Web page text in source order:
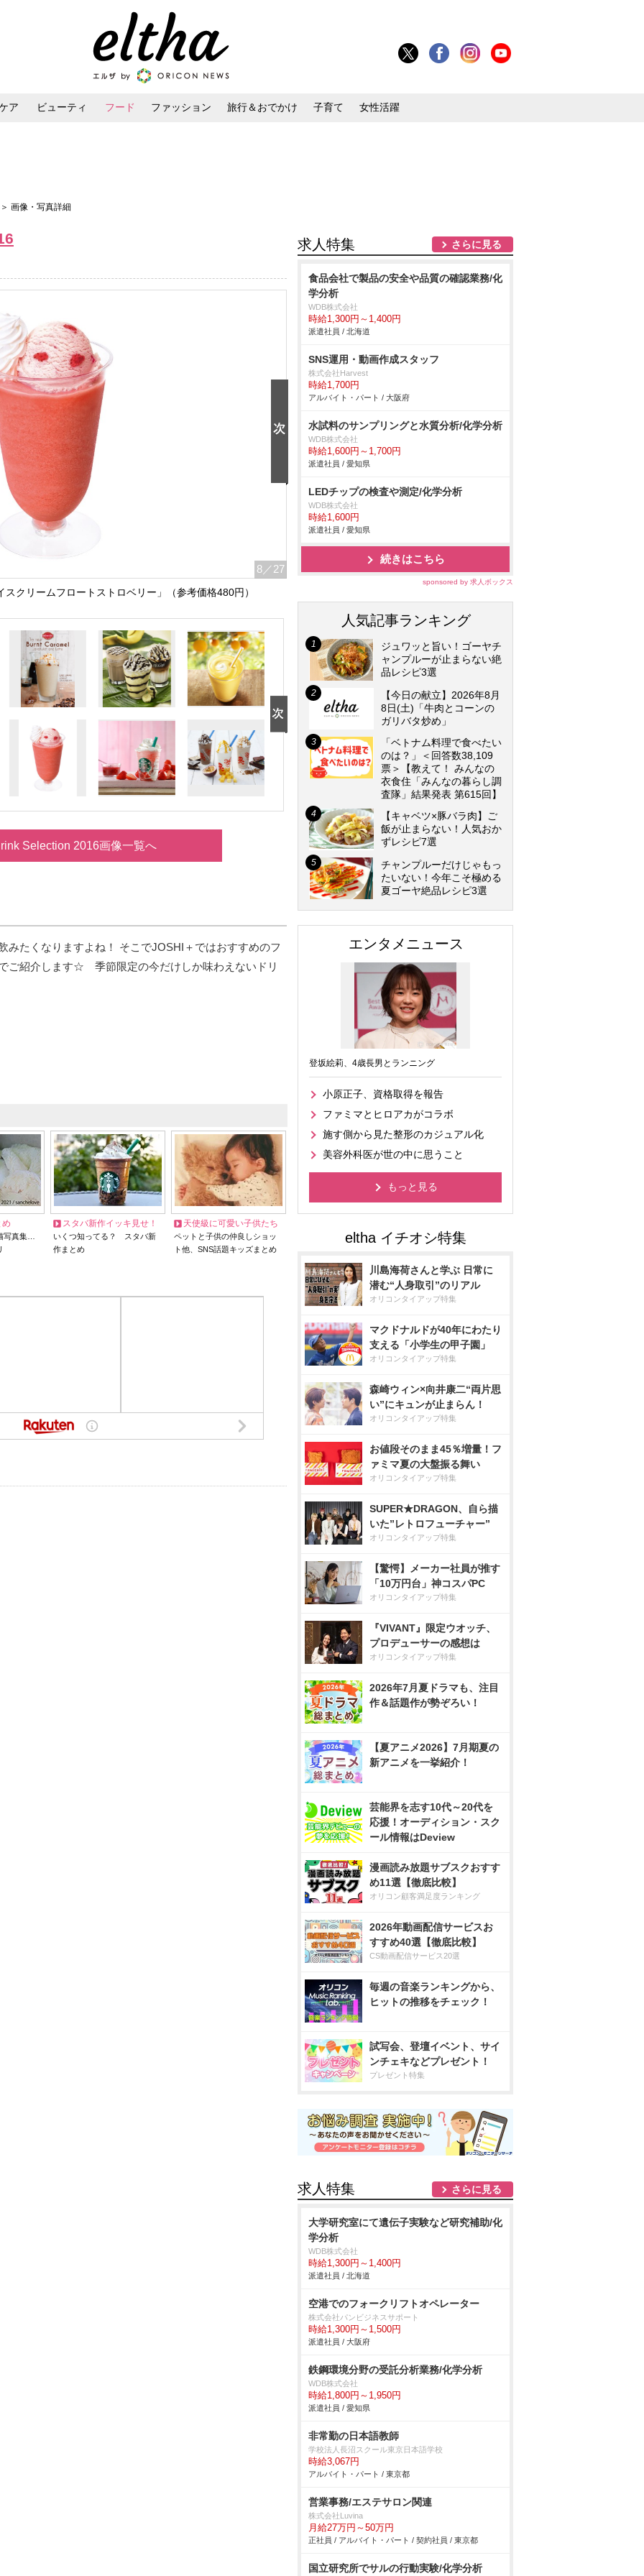
ア ビューティ フード ファッション 旅行＆おでかけ 子育て 女性活躍
＞ 画像・写真詳細
8 ／27
クリームフロートストロベリー」（参考価格480円）
Selection 2016画像一覧へ
たくなりますよね！ そこでJOSHI＋ではおすすめのフ
ご紹介します☆ 季節限定の今だけしか味わえないドリ
め
写真集…
スタバ新作イッキ見せ！
いくつ知ってる？ スタバ新
作まとめ
天使級に可愛い子供たち
ペットと子供の仲良しショッ
ト他、SNS話題キッズまとめ
求人特集 さらに見る
食品会社で製品の安全や品質の確認業務/化
学分析
WDB株式会社
時給1,300円～1,400円
派遣社員 / 北海道
SNS運用・動画作成スタッフ
株式会社Harvest
時給1,700円
アルバイト・パート / 大阪府
水試料のサンプリングと水質分析/化学分析
WDB株式会社
時給1,600円～1,700円
派遣社員 / 愛知県
LEDチップの検査や測定/化学分析
WDB株式会社
時給1,600円
派遣社員 / 愛知県
続きはこちら
sponsored by 求人ボックス
人気記事ランキング
ジュワッと旨い！ゴーヤチ
ャンプルーが止まらない絶
品レシピ3選
【今日の献立】2026年8月
8日(土)「牛肉とコーンの
ガリバタ炒め」
「ベトナム料理で食べたい
のは？」＜回答数38,109
票＞【教えて！ みんなの
衣食住「みんなの暮らし調
査隊」結果発表 第615回】
【キャベツ×豚バラ肉】ご
飯が止まらない！人気おか
ずレシピ7選
チャンプルーだけじゃもっ
たいない！今年こそ極める
夏ゴーヤ絶品レシピ3選
エンタメニュース
登坂絵莉、4歳長男とランニング
小原正子、資格取得を報告
ファミマとヒロアカがコラボ
施す側から見た整形のカジュアル化
美容外科医が世の中に思うこと
もっと見る
川島海荷さんと学ぶ 日常に
潜む“人身取引”のリアル
オリコンタイアップ特集
マクドナルドが40年にわたり
支える「小学生の甲子園」
オリコンタイアップ特集
森崎ウィン×向井康二“両片思
い”にキュンが止まらん！
オリコンタイアップ特集
お値段そのまま45％増量！フ
ァミマ夏の大盤振る舞い
オリコンタイアップ特集
SUPER★DRAGON、自ら描
いた”レトロフューチャー”
オリコンタイアップ特集
【驚愕】メーカー社員が推す
「10万円台」神コスパPC
オリコンタイアップ特集
『VIVANT』限定ウオッチ、
プロデューサーの感想は
オリコンタイアップ特集
2026年7月夏ドラマも、注目
作＆話題作が勢ぞろい！
【夏アニメ2026】7月期夏の
新アニメを一挙紹介！
芸能界を志す10代～20代を
応援！オーディション・スク
ール情報はDeview
漫画読み放題サブスクおすす
め11選【徹底比較】
オリコン顧客満足度ランキング
2026年動画配信サービスお
すすめ40選【徹底比較】
CS動画配信サービス20選
毎週の音楽ランキングから、
ヒットの推移をチェック！
試写会、登壇イベント、サイ
ンチェキなどプレゼント！
プレゼント特集
求人特集 さらに見る
大学研究室にて遺伝子実験など研究補助/化
学分析
WDB株式会社
時給1,300円～1,400円
派遣社員 / 北海道
空港でのフォークリフトオペレーター
株式会社パンビジネスサポート
時給1,300円～1,500円
派遣社員 / 大阪府
鉄鋼環境分野の受託分析業務/化学分析
WDB株式会社
時給1,800円～1,950円
派遣社員 / 愛知県
非常勤の日本語教師
学校法人長沼スクール東京日本語学校
時給3,067円
アルバイト・パート / 東京都
営業事務/エステサロン関連
株式会社Luvina
月給27万円～50万円
正社員 / アルバイト・パート / 契約社員 / 東京都
国立研究所でサルの行動実験/化学分析